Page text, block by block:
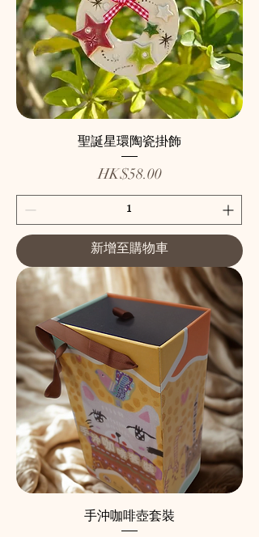
聖誕星環陶瓷掛飾
價格
HK$58.00
新增至購物車
手沖咖啡壺套裝